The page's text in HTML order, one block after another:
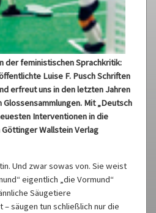
der feministischen Sprachkritik:
Luise F. Pusch Schriften
erfreut uns in den letzten Jahren
Mit „Deutsch
Interventionen in die
Wallstein Verlag
Und zwar sowas von. Sie weist
eigentlich „die Vormund“
Säugetiere
säugen tun schließlich nur die